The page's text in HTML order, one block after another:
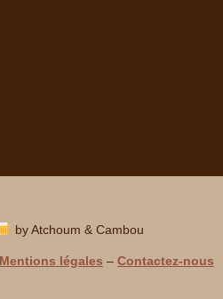
by Atchoum & Cambou
Mentions légales – Contactez-nous